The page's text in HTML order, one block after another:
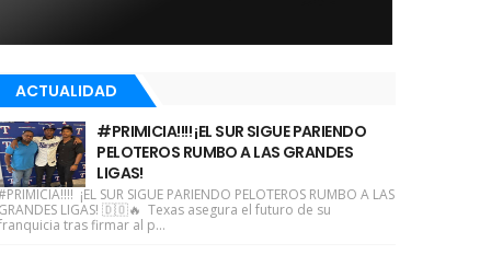
ACTUALIDAD
#PRIMICIA!!!! ¡EL SUR SIGUE PARIENDO
PELOTEROS RUMBO A LAS GRANDES
LIGAS!
¡EL SUR SIGUE PARIENDO PELOTEROS RUMBO A LAS
LIGAS! 🇩🇴🔥 Texas asegura el futuro de su
tras firmar al p...